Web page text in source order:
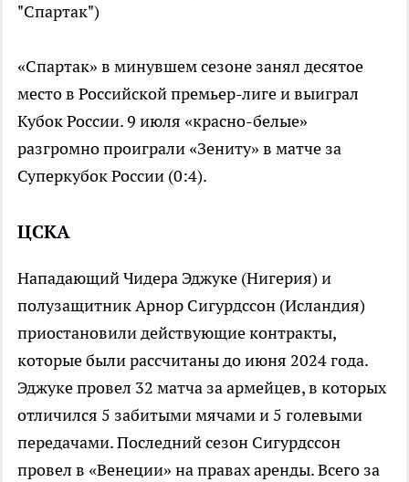
"Спартак")
«Спартак» в минувшем сезоне занял десятое
место в Российской премьер-лиге и выиграл
Кубок России. 9 июля «красно-белые»
разгромно проиграли «Зениту» в матче за
Суперкубок России (0:4).
ЦСКА
Нападающий Чидера Эджуке (Нигерия) и
полузащитник Арнор Сигурдссон (Исландия)
приостановили действующие контракты,
которые были рассчитаны до июня 2024 года.
Эджуке провел 32 матча за армейцев, в которых
отличился 5 забитыми мячами и 5 голевыми
передачами. Последний сезон Сигурдссон
провел в «Венеции» на правах аренды. Всего за